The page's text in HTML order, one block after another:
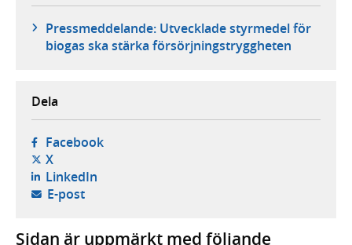
Pressmeddelande: Utvecklade styrmedel för
biogas ska stärka försörjningstryggheten
Dela
Facebook- öppnas i ny flik, extern webbplats,
X- öppnas i ny flik, extern webbplats,
LinkedIn- öppnas i ny flik, extern webbplats,
E-post- öppnar din e-postklient,
Sidan är uppmärkt med följande